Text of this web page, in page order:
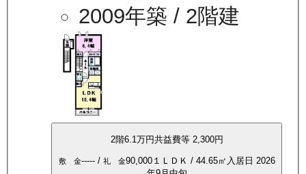
2009年築 / 2階建
2階6.1万円共益費等 2,300円
敷 金-----/ 礼 金90,000１ＬＤＫ / 44.65㎡ 入居日 2026